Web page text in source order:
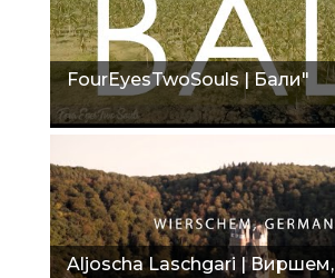
FourEyesTwoSouls | Бали"
Aljoscha Laschgari | Виршем,